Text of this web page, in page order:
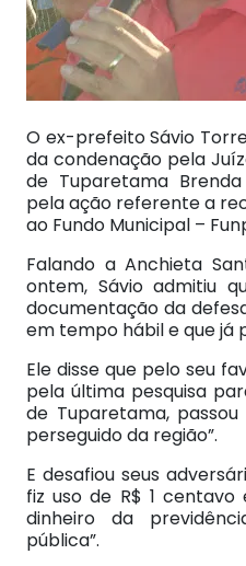
O ex-prefeito Sávio
da condenação pela
de Tuparetama
pela ação referente a
ao Fundo Municipal –
Falando a Anchieta
ontem, Sávio admitiu
documentação da
em tempo hábil e que já
Ele disse que pelo seu
pela última pesquisa
de Tuparetama,
perseguido da região”.
E desafiou seus
fiz uso de R$ 1
dinheiro da
pública”.